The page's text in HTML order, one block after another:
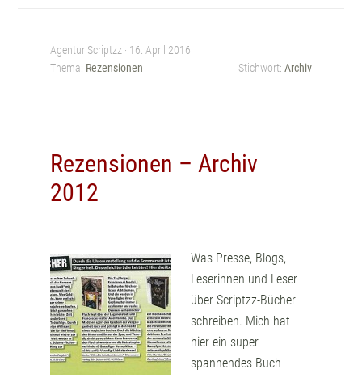
Agentur Scriptzz · 16. April 2016
Thema: Rezensionen Stichwort: Archiv
Rezensionen – Archiv
2012
Was Presse, Blogs,
Leserinnen und Leser
über Scriptzz-Bücher
schreiben. Mich hat
hier ein super
spannendes Buch